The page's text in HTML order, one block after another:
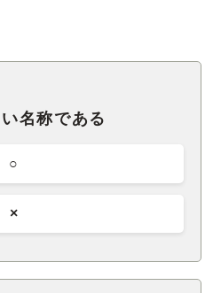
名称である
○
×